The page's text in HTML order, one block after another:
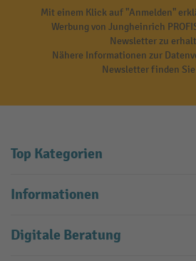
Mit einem Klick auf "Anmelden"
Werbung von Jungheinrich
Newsletter zu
Nähere Informationen zur
Newsletter finden Sie
Top Kategorien
Informationen
Digitale Beratung